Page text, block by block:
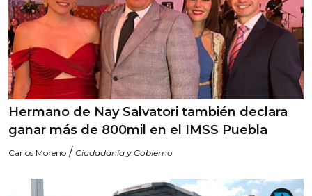
Hermano de Nay Salvatori también declara
ganar más de 800mil en el IMSS Puebla
Carlos Moreno / Ciudadanía y Gobierno